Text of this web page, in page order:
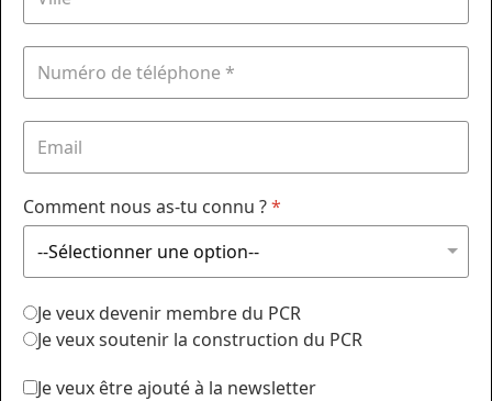
Comment nous as-tu connu ?*
Je veux devenir membre du PCR
Je veux soutenir la construction du PCR
Je veux être ajouté à la newsletter